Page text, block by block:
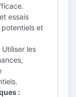
essais
et
Utiliser les
: